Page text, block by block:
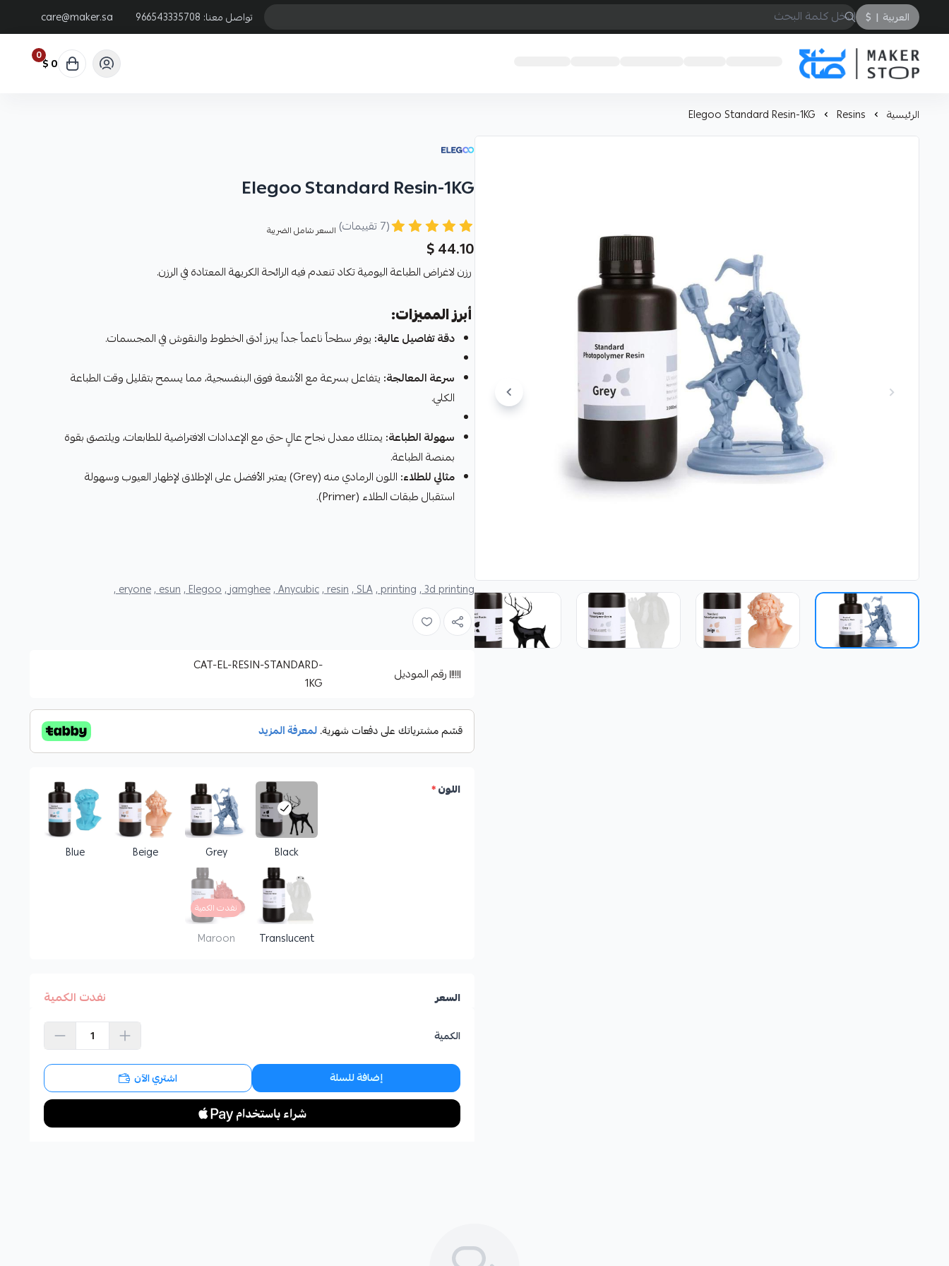
العربية |
$ تواصل معنا: 966543335708
care@maker.sa
صانع
0 0 $
الرئيسية Resins
Elegoo Standard Resin-1KG
Elegoo Standard Resin-1KG
(7 تقييمات) السعر شامل الضريبة
44.10 $
رزن لاغراض الطباعة اليومية تكاد تنعدم فيه الرائحة الكريهة المعتادة في الرزن.
أبرز المميزات:
دقة تفاصيل عالية: يوفر سطحاً ناعماً جداً يبرز أدق الخطوط والنقوش في المجسمات.
سرعة المعالجة: يتفاعل بسرعة مع الأشعة فوق البنفسجية، مما يسمح بتقليل وقت الطباعة
الكلي.
سهولة الطباعة: يمتلك معدل نجاح عالٍ حتى مع الإعدادات الافتراضية للطابعات، ويلتصق بقوة
بمنصة الطباعة.
مثالي للطلاء:
اللون الرمادي منه (Grey) يعتبر الأفضل على الإطلاق لإظهار العيوب وسهولة
استقبال طبقات الطلاء (Primer).
3d printing ,
printing ,
SLA ,
resin ,
Anycubic ,
jamghee ,
Elegoo ,
esun ,
eryone ,
رقم الموديل
CAT-EL-RESIN-STANDARD-
1KG
اللون*
Black
Grey
Beige
Blue
Translucent
نفدت الكمية
Maroon
السعر نفدت الكمية
الكمية
إضافة للسلة اشتري الآن